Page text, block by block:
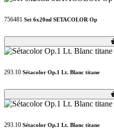
756481 Set 6x20ml SETACOLOR Op
Loading...
Loading...
293.10 Sétacolor Op.1 Lt. Blanc titane
Loading...
Loading...
293.10 Sétacolor Op.1 Lt. Blanc titane